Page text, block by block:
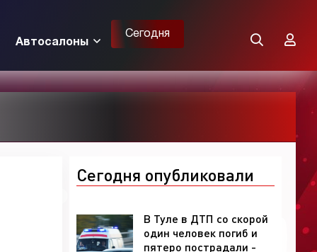
Автосалоны
Сегодня
Сегодня опубликовали
В Туле в ДТП со скорой
один человек погиб и
пятеро пострадали -